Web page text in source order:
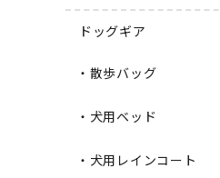
ドッグギア
・散歩バッグ
・犬用ベッド
・犬用レインコート